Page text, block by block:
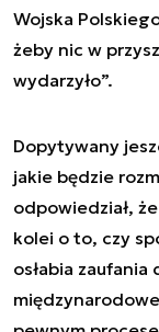
Wojska
żeby nic w
wydarzyło”.
Dopytywany
jakie będzie
odpowiedział,
kolei o to, czy
osłabia zaufania